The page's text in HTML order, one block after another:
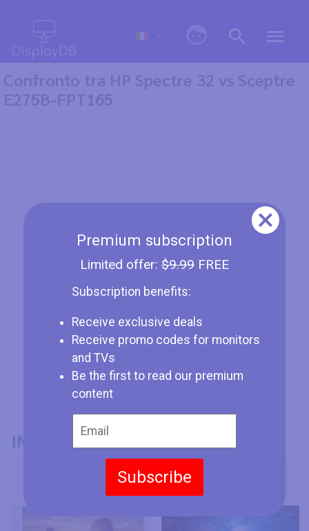
Premium subscription
Limited offer: $9.99FREE
Subscription benefits:
Receive exclusive deals
Receive promo codes for monitors
and TVs
Be the first to read our premium
content
Subscribe
Confronto tra HP Spectre 32 vs Sceptre
E275B-FPT165
INFORMAZIONI GENERALI
Codice Modello
Sceptre E275B-FPT165